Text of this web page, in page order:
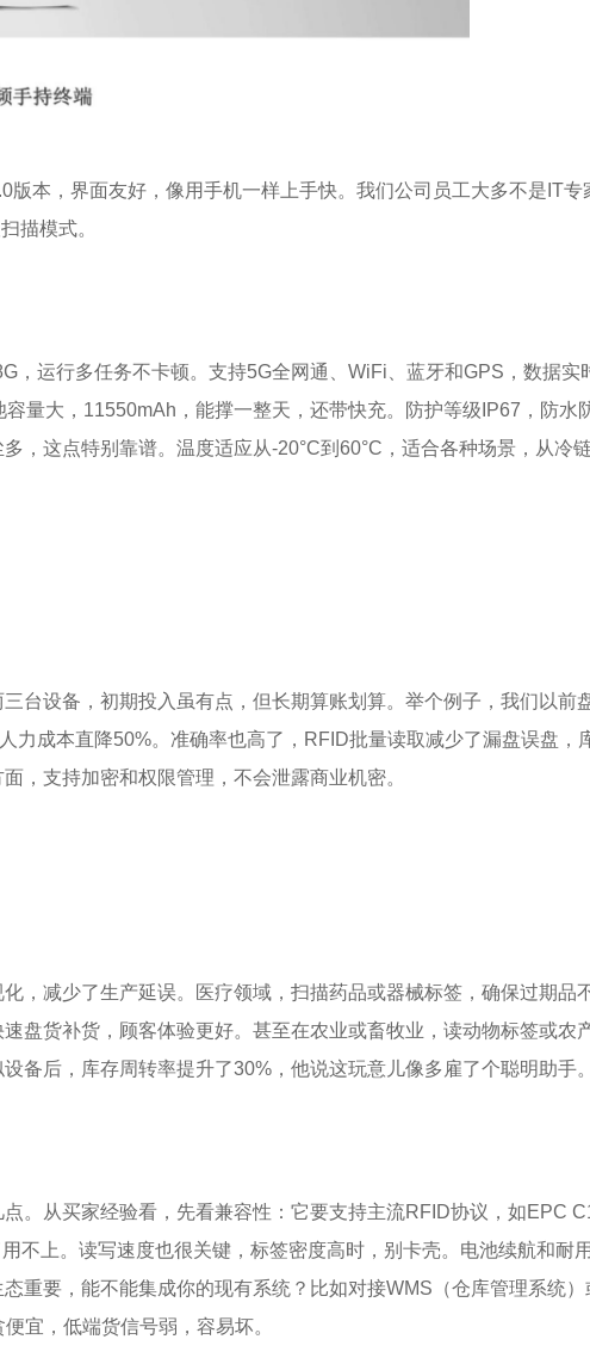
版本，界面友好，像用手机一样上手快。我们公司员工大多不是IT专
描模式。
，运行多任务不卡顿。支持5G全网通、WiFi、蓝牙和GPS，数据实
量大，11550mAh，能撑一整天，还带快充。防护等级IP67，防水
这点特别靠谱。温度适应从-20°C到60°C，适合各种场景，从冷
台设备，初期投入虽有点，但长期算账划算。举个例子，我们以前
力成本直降50%。准确率也高了，RFID批量读取减少了漏盘误盘，
，支持加密和权限管理，不会泄露商业机密。
，减少了生产延误。医疗领域，扫描药品或器械标签，确保过期品
盘货补货，顾客体验更好。甚至在农业或畜牧业，读动物标签或农
备后，库存周转率提升了30%，他说这玩意儿像多雇了个聪明助手。
。从买家经验看，先看兼容性：它要支持主流RFID协议，如EPC
不上。读写速度也很关键，标签密度高时，别卡壳。电池续航和耐
重要，能不能集成你的现有系统？比如对接WMS（仓库管理系统）
宜，低端货信号弱，容易坏。